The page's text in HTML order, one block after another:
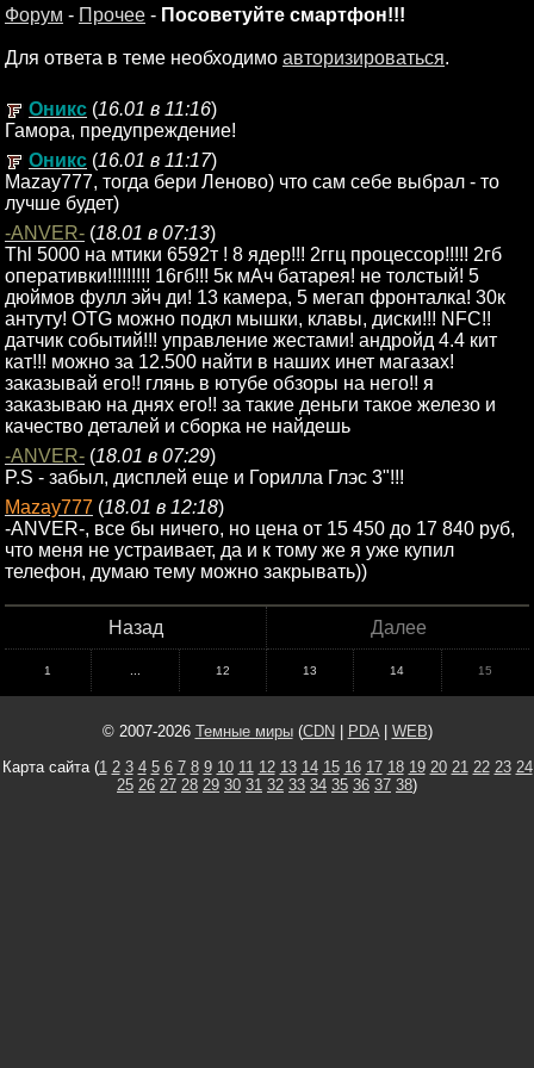
Форум - Прочее - Посоветуйте смартфон!!!
Для ответа в теме необходимо авторизироваться.
Оникс (16.01 в 11:16)
Гамора, предупреждение!
Оникс (16.01 в 11:17)
Mazay777, тогда бери Леново) что сам себе выбрал - то
лучше будет)
-ANVER- (18.01 в 07:13)
Thl 5000 на мтики 6592т ! 8 ядер!!! 2ггц процессор!!!!! 2гб
оперативки!!!!!!!!! 16гб!!! 5к мАч батарея! не толстый! 5
дюймов фулл эйч ди! 13 камера, 5 мегап фронталка! 30к
антуту! OTG можно подкл мышки, клавы, диски!!! NFC!!
датчик событий!!! управление жестами! андройд 4.4 кит
кат!!! можно за 12.500 найти в наших инет магазах!
заказывай его!! глянь в ютубе обзоры на него!! я
заказываю на днях его!! за такие деньги такое железо и
качество деталей и сборка не найдешь
-ANVER- (18.01 в 07:29)
P.S - забыл, дисплей еще и Горилла Глэс 3"!!!
Mazay777 (18.01 в 12:18)
-ANVER-, все бы ничего, но цена от 15 450 до 17 840 руб,
что меня не устраивает, да и к тому же я уже купил
телефон, думаю тему можно закрывать))
Назад Далее
1 12 13 14 15
© 2007-2026 Темные миры(CDN PDA| WEB)
Карта сайта (1 2 3 4 5 6 7 8 9 10 11 12 13 14 15 16 17 18 19 20 21 22 23 24
25 26 27 28 29 30 31 32 33 34 35 36 37 38)